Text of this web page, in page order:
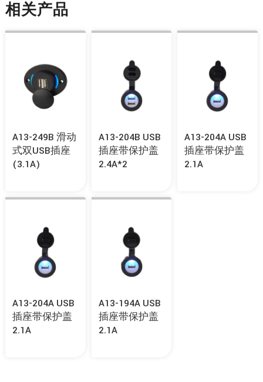
相关产品
A13-249B 滑动
式双USB插座
(3.1A)
A13-204B USB
插座带保护盖
2.4A*2
A13-204A USB
插座带保护盖
2.1A
A13-204A USB
插座带保护盖
2.1A
A13-194A USB
插座带保护盖
2.1A